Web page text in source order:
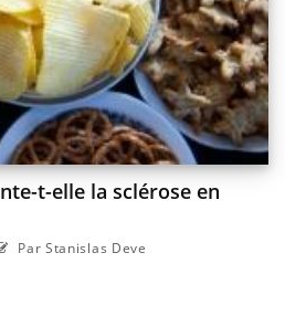
t-elle la sclérose en
Par Stanislas Deve